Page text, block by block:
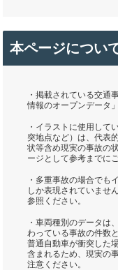
本ページについ
・掲載されている交通
情報のオープンデータ
・イラストに使用して
突地点など）は、代表
状等含め現実の事故の
ージとして参考までに
・多重事故の場合でも
しか表現されていませ
参照ください。
・車両種別のデータは
わっている事故の件数
普通自動車が衝突した
含まれるため、現実の
注意ください。